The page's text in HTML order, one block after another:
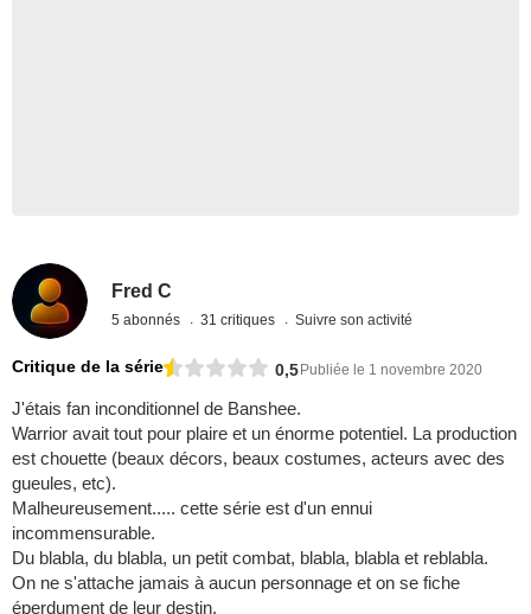
Fred C
5 abonnés 31 critiques Suivre son activité
Critique de la série 0,5 Publiée le 1 novembre 2020
J'étais fan inconditionnel de Banshee.
Warrior avait tout pour plaire et un énorme potentiel. La production
est chouette (beaux décors, beaux costumes, acteurs avec des
gueules, etc).
Malheureusement..... cette série est d'un ennui
incommensurable.
Du blabla, du blabla, un petit combat, blabla, blabla et reblabla.
On ne s'attache jamais à aucun personnage et on se fiche
éperdument de leur destin.